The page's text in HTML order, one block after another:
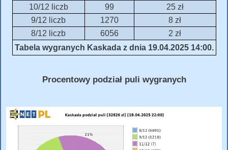
10/12 liczb
99
25 zł
9/12 liczb
1270
8 zł
8/12 liczb
6056
2 zł
Tabela wygranych Kaskada z dnia 19.04.2025 14:00.
Procentowy podział puli wygranych